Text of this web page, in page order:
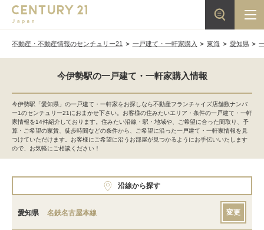
不動産・不動産情報のセンチュリー21 一戸建て・一軒家購入 東海 愛知県
今伊勢駅の一戸建て・一軒家購入情報
今伊勢駅「愛知県」の一戸建て・一軒家をお探しなら不動産フランチャイズ店舗数ナンバ
ー1のセンチュリー21におまかせ下さい。お客様の住みたいエリア・条件の一戸建て・一軒
家情報を14件紹介しております。住みたい沿線・駅・地域や、ご希望に合った間取り、予
算・ご希望の家賃、徒歩時間などの条件から、ご希望に沿った一戸建て・一軒家情報を見
つけていただけます。お客様にご希望に沿うお部屋が見つかるようにお手伝いいたします
ので、お気軽にご相談ください！
沿線から探す
愛知県 名鉄名古屋本線 変更